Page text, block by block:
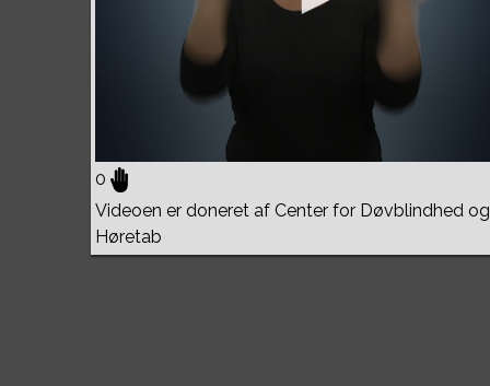
0
Videoen er doneret af Center for Døvblindhed og
Høretab